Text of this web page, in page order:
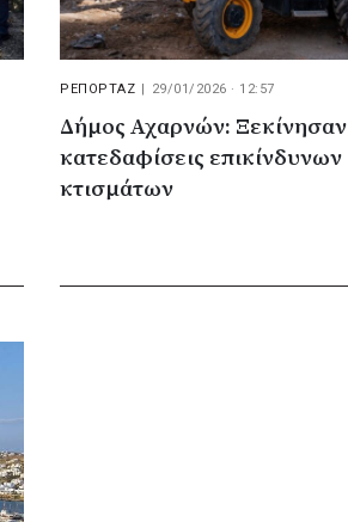
ΡΕΠΟΡΤΑΖ | 29/01/2026 · 12:57
Δήμος Αχαρνών: Ξεκίνησαν
κατεδαφίσεις επικίνδυνων
κτισμάτων